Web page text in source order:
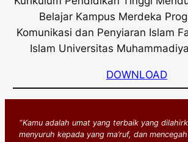
Belajar Kampus Merdeka
Komunikasi dan Penyiaran Islam
Islam Universitas
DOWNLOAD
“Kamu adalah umat yang terbaik yang
menyuruh kepada yang ma’ruf, dan